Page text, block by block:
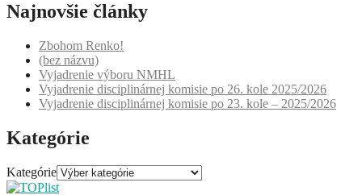
Najnovšie články
Zbohom Renko!
(bez názvu)
Vyjadrenie výboru NMHL
Vyjadrenie disciplinárnej komisie po 26. kole 2025/2026
Vyjadrenie disciplinárnej komisie po 23. kole – 2025/2026
Kategórie
Kategórie